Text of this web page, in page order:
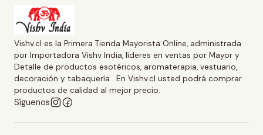
Vishv.cl es la Primera Tienda Mayorista Online, administrada
por Importadora Vishv India, líderes en ventas por Mayor y
Detalle de productos esotéricos, aromaterapia, vestuario,
decoración y tabaquería . En Vishv.cl usted podrá comprar
productos de calidad al mejor precio.
Síguenos